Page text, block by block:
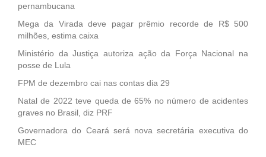
pernambucana
Mega da Virada deve pagar prêmio recorde de R$ 500
milhões, estima caixa
Ministério da Justiça autoriza ação da Força Nacional na
posse de Lula
FPM de dezembro cai nas contas dia 29
Natal de 2022 teve queda de 65% no número de acidentes
graves no Brasil, diz PRF
Governadora do Ceará será nova secretária executiva do
MEC